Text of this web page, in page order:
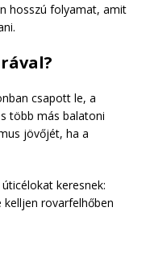
hosszú folyamat, amit
csapott le, a
több más balatoni
jövőjét, ha a
keresnek:
kelljen rovarfelhőben